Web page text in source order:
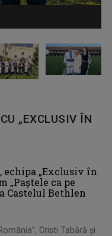
„EXCLUSIV ÎN
echipa „Exclusiv în
„Paştele ca pe
Castelul Bethlen
Cristi Tabără și